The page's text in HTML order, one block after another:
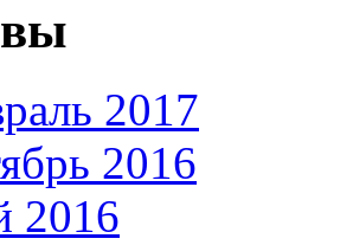
2017
2016
2016